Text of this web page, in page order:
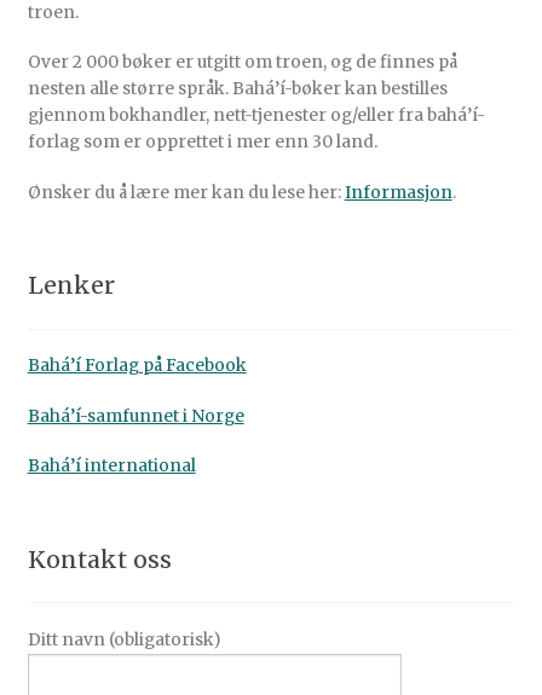
troen.
Over 2 000 bøker er utgitt om troen, og de finnes på
nesten alle større språk. Bahá’í-bøker kan bestilles
gjennom bokhandler, nett-tjenester og/eller fra bahá’í-
forlag som er opprettet i mer enn 30 land.
Ønsker du å lære mer kan du lese her:Informasjon.
Lenker
Bahá’í Forlag på Facebook
Bahá’í-samfunnet i Norge
Bahá’í international
Kontakt oss
Ditt navn (obligatorisk)